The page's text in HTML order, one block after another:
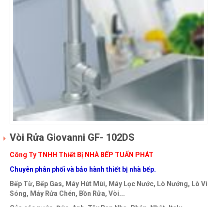
Vòi Rửa Giovanni GF- 102DS
Công Ty TNHH Thiết Bị NHÀ BẾP TUẤN PHÁT
Chuyên phân phối và bảo hành thiết bị nhà bếp.
Bếp Từ, Bếp Gas, Máy Hút Mùi, Máy Lọc Nước, Lò Nướng, Lò Vi
Sóng, Máy Rửa Chén, Bồn Rửa, Vòi...